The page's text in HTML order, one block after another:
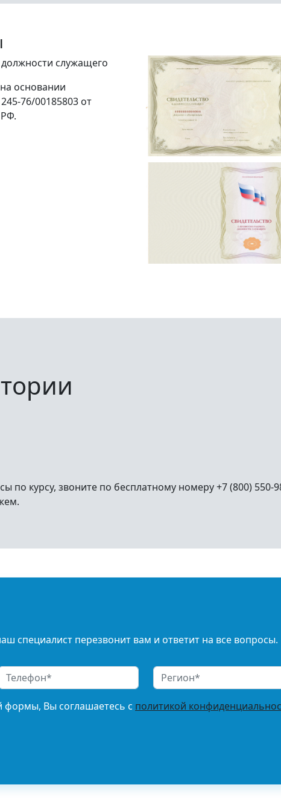
служащего
основании
76/00185803 от
по курсу, звоните по бесплатному номеру +7 (800)
специалист перезвонит вам и ответит на все вопросы.
формы, Вы соглашаетесь с политикой